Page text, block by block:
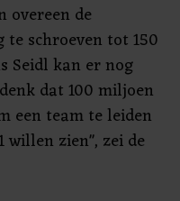
overeen de
schroeven tot 150
Seidl kan er nog
dat 100 miljoen
een ​​team te leiden
willen zien", zei de